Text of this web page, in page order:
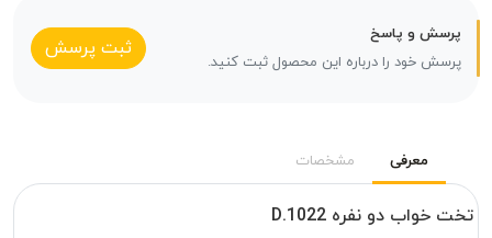
پرسش و پاسخ
پرسش خود را درباره این محصول ثبت کنید.
ثبت پرسش
معرفی مشخصات
تخت خواب دو نفره D.1022